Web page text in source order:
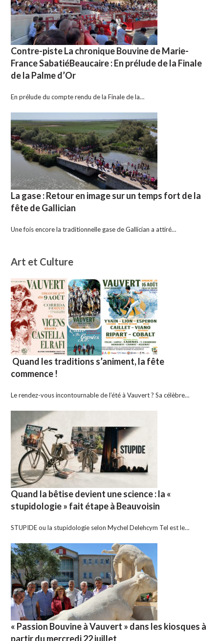
Contre-piste La chronique Bouvine de Marie-
France SabatiéBeaucaire : En prélude de la Finale
de la Palme d’Or
En prélude du compte rendu de la Finale de la…
La gase : Retour en image sur un temps fort de la
fête de Gallician
Une fois encore la traditionnelle gase de Gallician a attiré…
Art et Culture
Quand les traditions s’animent, la fête
commence !
Le rendez-vous incontournable de l’été à Vauvert ? Sa célèbre…
Quand la bêtise devient une science : la «
stupidologie » fait étape à Beauvoisin
STUPIDE ou la stupidologie selon Mychel Delehcym Tel est le…
« Passion Bouvine à Vauvert » dans les kiosques à
partir du mercredi 22 juillet